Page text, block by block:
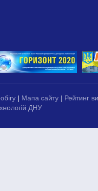
| Мапа сайту | Рейтинг
ДНУ